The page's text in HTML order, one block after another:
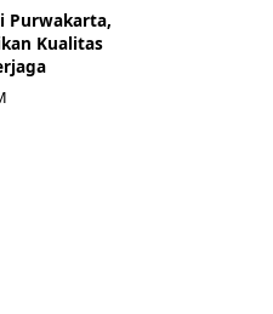
Purwakarta,
Kualitas